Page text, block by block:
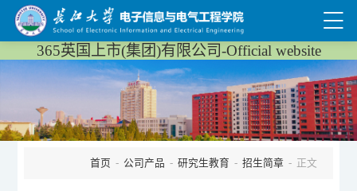
365英国上市(集团)有限公司-Official website
首页 - 公司产品 - 研究生教育 - 招生简章- 正文